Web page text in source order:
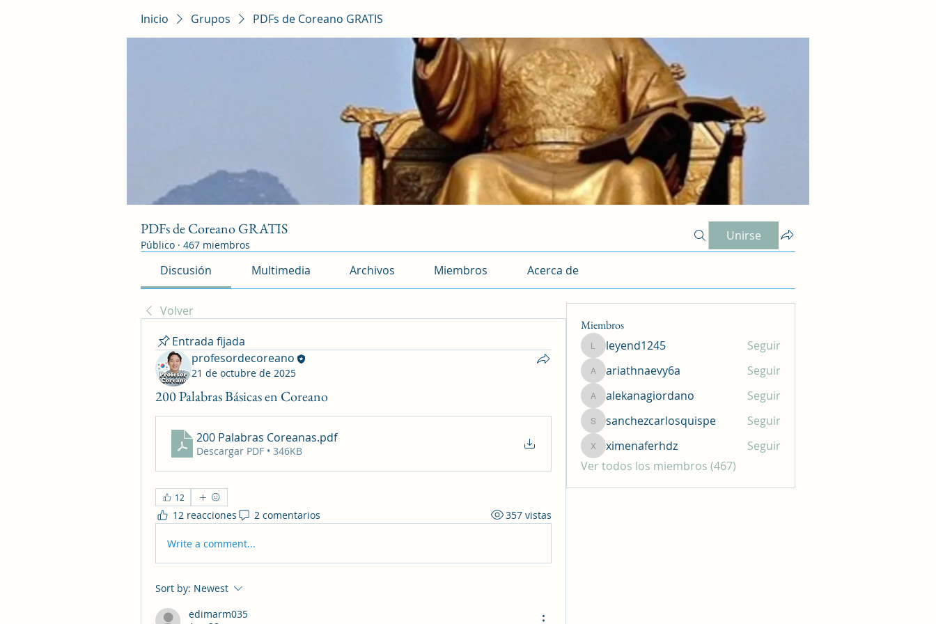
Inicio Grupos PDFs de Coreano GRATIS
PDFs de Coreano GRATIS
Público · 467 miembros
Unirse
Discusión Multimedia Archivos Miembros Acerca de
Volver
Entrada fijada
profesordecoreano
21 de octubre de 2025
200 Palabras Básicas en Coreano
200 Palabras Coreanas.pdf
Descargar PDF • 346KB
12
12 reacciones 2 comentarios 357 vistas
Write a comment...
Sort by: Newest
edimarm035
Miembros
leyend1245
leyend1245 Seguir
ariathnaevy6a
ariathnaevy6a Seguir
alekanagiordano
alekanagiordano Seguir
sanchezcarlosquispe
sanchezcarlosquispe Seguir
ximenaferhdz
ximenaferhdz
Seguir
Ver todos los miembros (467)